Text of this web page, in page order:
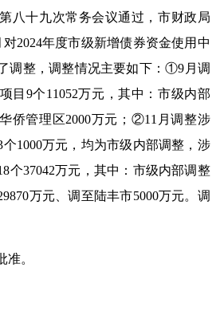
八十九次常务会议通过，市财政局
2024年度市级新增债券资金使用中
调整，调整情况主要如下：①9月调
目9个11052万元，其中：市级内部
侨管理区2000万元；②11月调整涉
1000万元，均为市级内部调整，涉
个37042万元，其中：市级内部调整
万元、调至陆丰市5000万元。调
。